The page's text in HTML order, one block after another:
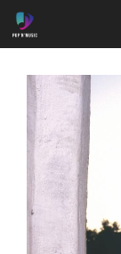
Aller
au